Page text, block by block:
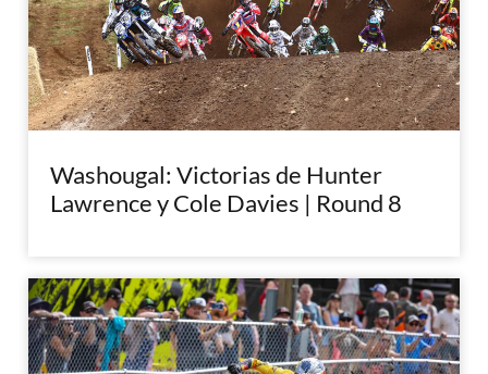
Washougal: Victorias de Hunter
Lawrence y Cole Davies | Round 8